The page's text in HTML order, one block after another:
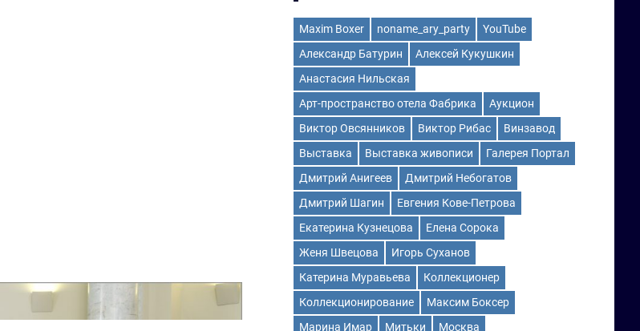
Maxim Boxer noname_ary_party
YouTube
Александр Батурин
Алексей Кукушкин
Анастасия Нильская
Арт-пространство отела Фабрика
Аукцион
Виктор Овсянников
Виктор Рибас
Винзавод
Выставка
Выставка живописи
Галерея Портал
Дмитрий Анигеев
Дмитрий Небогатов
Дмитрий Шагин
Евгения Кове-Петрова
Екатерина Кузнецова
Елена Сорока
Женя Швецова
Игорь Суханов
Катерина Муравьева
Коллекционер
Коллекционирование
Максим Боксер
Марина Имар
Митьки
Москва